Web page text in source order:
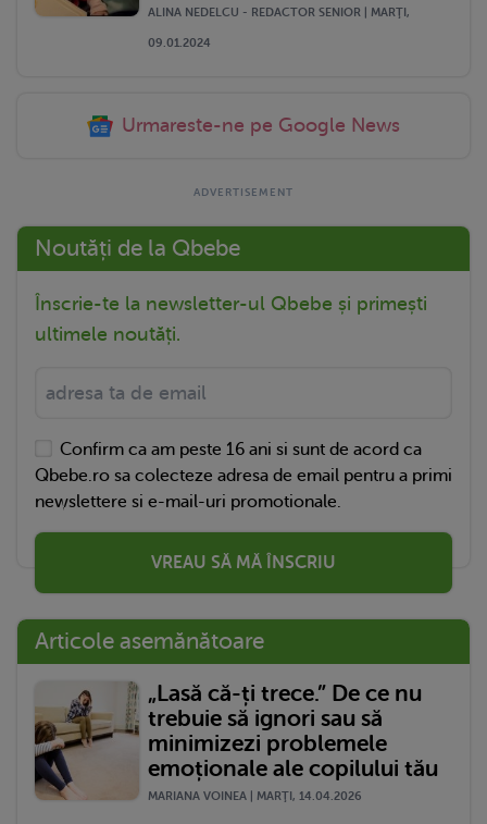
ALINA NEDELCU - REDACTOR SENIOR | MARŢI,
09.01.2024
Urmareste-ne pe Google News
Noutăți de la Qbebe
Înscrie-te la newsletter-ul Qbebe și primești
ultimele noutăți.
Confirm ca am peste 16 ani si sunt de acord ca
Qbebe.ro sa colecteze adresa de email pentru a primi
newslettere si e-mail-uri promotionale.
VREAU SĂ MĂ ÎNSCRIU
Articole asemănătoare
„Lasă că-ți trece.” De ce nu
trebuie să ignori sau să
minimizezi problemele
emoționale ale copilului tău
MARIANA VOINEA | MARŢI, 14.04.2026